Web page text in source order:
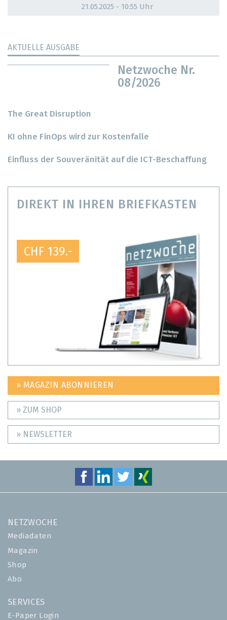
21.05.2025 - 10:55 Uhr
AKTUELLE AUSGABE
Netzwoche Nr.
08/2026
The Great Disruption
KI ohne FinOps wird zur Kostenfalle
Einfluss der Souveränität auf die ICT-Beschaffung
DIREKT IN IHREN BRIEFKASTEN
CHF 139.-
» MAGAZIN ABONNIEREN
» ZUM SHOP
» NEWSLETTER
NETZWOCHE
Mediadaten
Magazin
Shop
Abo
SERVICES
E-Paper Login